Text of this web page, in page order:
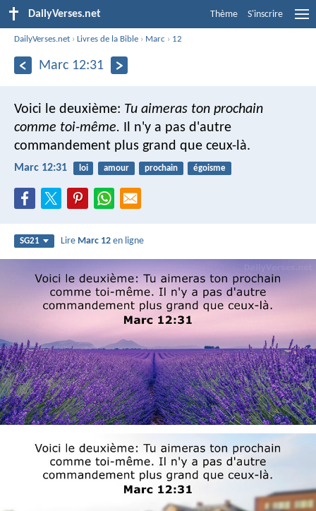
DailyVerses.net Thème S'inscrire
DailyVerses.net ›Livres de la Bible › Marc › 12
Marc 12:31
Voici le deuxième: Tu aimeras ton prochain
comme toi-même. Il n'y a pas d'autre
commandement plus grand que ceux-là.
Marc 12:31 loi amour prochain égoisme
SG21 Lire Marc 12 en ligne